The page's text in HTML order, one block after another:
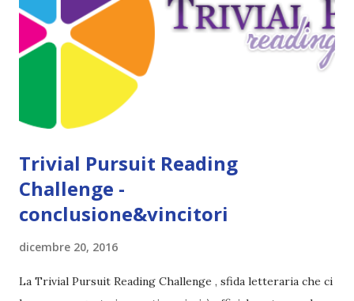
scritto dal mio autore preferito, tecnicamente ho già
completato tre degli obiettivi della mia lista . Non importa
leggere 345.453.312 libri, ma maturare come lettore,
uscendo fuori dalla propria comfort zone. Come
partecipare Per partecipare non dovete fare altro che
crea...
Trivial Pursuit Reading
Challenge -
conclusione&vincitori
dicembre 20, 2016
La Trivial Pursuit Reading Challenge , sfida letteraria che ci